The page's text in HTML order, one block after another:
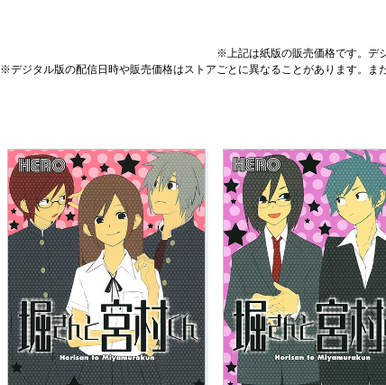
※上記は紙版の販売価格です。デ
※デジタル版の配信日時や販売価格はストアごとに異なることがあります。ま